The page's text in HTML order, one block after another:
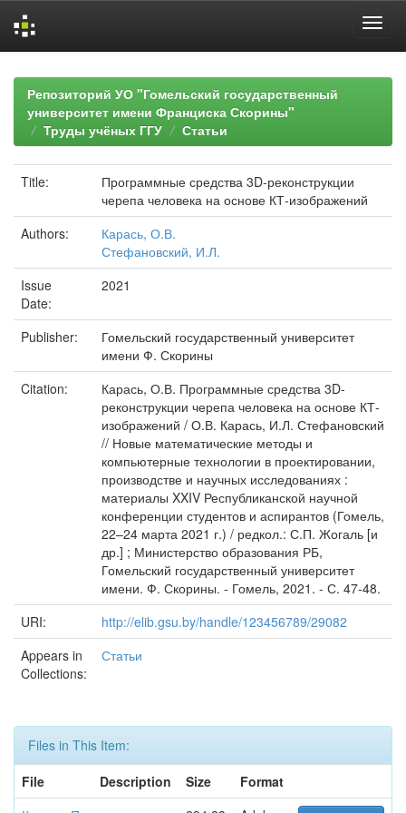
navigationРепозиторий УО "Гомельский государственный
университет имени Франциска Скорины"
Труды учёных ГГУ
Статьи
Title:
Программные средства 3D-реконструкции
черепа человека на основе КТ-изображений
Authors:
Карась, О.В.
Стефановский, И.Л.
Issue
Date:
2021
Publisher:
Гомельский государственный университет
имени Ф. Скорины
Citation:
Карась, О.В. Программные средства 3D-
реконструкции черепа человека на основе КТ-
изображений / О.В. Карась, И.Л. Стефановский
// Новые математические методы и
компьютерные технологии в проектировании,
производстве и научных исследованиях :
материалы XXIV Республиканской научной
конференции студентов и аспирантов (Гомель,
22–24 марта 2021 г.) / редкол.: С.П. Жогаль [и
др.] ; Министерство образования РБ,
Гомельский государственный университет
имени. Ф. Скорины. - Гомель, 2021. - С. 47-48.
URI:
http://elib.gsu.by/handle/123456789/29082
Appears in
Collections:
Статьи
Files in This Item:
File
Description Size
Format